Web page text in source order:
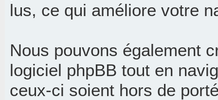
lus, ce qui améliore votre
Nous pouvons également
logiciel phpBB tout en
ceux-ci soient hors de